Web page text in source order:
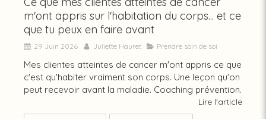
m'ont appris sur l'habitation du corps... et ce
que tu peux en faire avant
29 Juin 2026 Juliette Hauret Prendre soin de soi
Mes clientes atteintes de cancer m'ont appris ce que
c'est qu'habiter vraiment son corps. Une leçon qu'on
peut recevoir avant la maladie. Coaching prévention.
Lire l'article